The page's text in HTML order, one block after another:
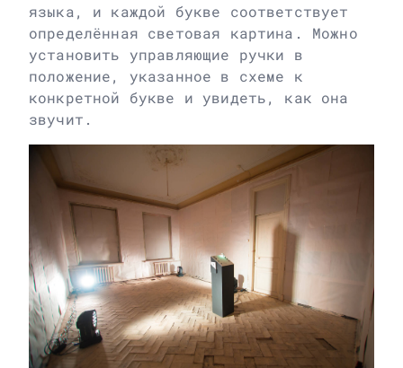
языка, и каждой букве соответствует
определённая световая картина. Можно
установить управляющие ручки в
положение, указанное в схеме к
конкретной букве и увидеть, как она
звучит.